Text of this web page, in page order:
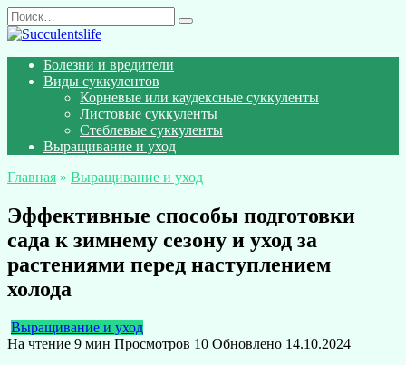
Перейти
к
Search
for:
Болезни и вредители
Виды суккулентов
Корневые или каудексные суккуленты
Листовые суккуленты
Стеблевые суккуленты
Выращивание и уход
Главная » Выращивание и уход
Эффективные способы подготовки
сада к зимнему сезону и уход за
растениями перед наступлением
холода
Выращивание и уход
На чтение 9 мин Просмотров 10 Обновлено 14.10.2024